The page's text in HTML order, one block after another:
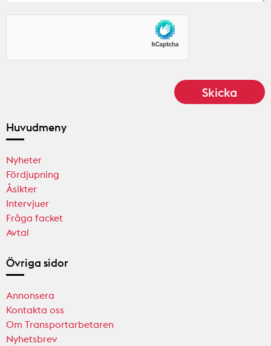
Huvudmeny
Nyheter
Fördjupning
Åsikter
Intervjuer
Fråga facket
Avtal
Övriga sidor
Annonsera
Kontakta oss
Om Transportarbetaren
Nyhetsbrev